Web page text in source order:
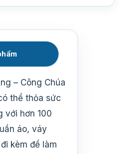
– Công Chúa
thể thỏa sức
với hơn 100
áo, váy
kèm để làm